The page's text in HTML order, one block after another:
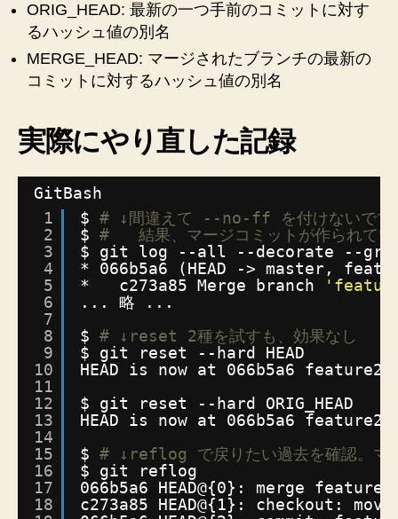
ORIG_HEAD: 最新の一つ手前のコミットに対す
るハッシュ値の別名
MERGE_HEAD: マージされたブランチの最新の
コミットに対するハッシュ値の別名
実際にやり直した記録
GitBash
1
2
3
4
5
6
7
8
9
10
11
12
13
14
15
16
17
18
$ # ↓間違えて --no-ff を付けないでマ
$ #   結果、マージコミットが作られてい
$ git log --all --decorate --
* 066b5a6 (HEAD -> master,
*   c273a85 Merge branch
... 略 ...
$ # ↓reset 2種を試すも、効果なし
$ git reset --hard HEAD
HEAD is now at 066b5a6 feature2を
$ git reset --hard ORIG_HEAD
HEAD is now at 066b5a6 feature2を
$ # ↓reflog で戻りたい過去を確認。マ
$ git reflog
066b5a6 HEAD@{0}: merge
c273a85 HEAD@{1}: checkout: